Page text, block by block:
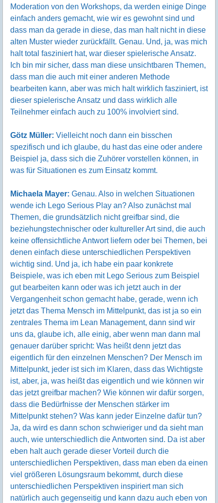
Moderation von den Workshops, da werden einige Dinge
einfach anders gemacht, wie wir es gewohnt sind und
dass man da gerade in diese, das man halt nicht in diese
alten Muster wieder zurückfällt. Genau. Und, ja, was mich
halt total fasziniert hat, war dieser spielerische Ansatz.
Ich bin mir sicher, dass man diese unsichtbaren Themen,
dass man die auch mit einer anderen Methode
bearbeiten kann, aber was mich halt wirklich fasziniert, ist
dieser spielerische Ansatz und dass wirklich alle
Teilnehmer einfach auch zu 100% involviert sind.
Götz Müller: Vielleicht noch dann ein bisschen
spezifisch und ich glaube, du hast das eine oder andere
Beispiel ja, dass sich die Zuhörer vorstellen können, in
was für Situationen es zum Einsatz kommt.
Michaela Mayer: Genau. Also in welchen Situationen
wende ich Lego Serious Play an? Also zunächst mal
Themen, die grundsätzlich nicht greifbar sind, die
beziehungstechnischer oder kultureller Art sind, die auch
keine offensichtliche Antwort liefern oder bei Themen, bei
denen einfach diese unterschiedlichen Perspektiven
wichtig sind. Und ja, ich habe ein paar konkrete
Beispiele, was ich eben mit Lego Serious zum Beispiel
gut bearbeiten kann oder was ich jetzt auch in der
Vergangenheit schon gemacht habe, gerade, wenn ich
jetzt das Thema Mensch im Mittelpunkt, das ist ja so ein
zentrales Thema im Lean Management, dann sind wir
uns da, glaube ich, alle einig, aber wenn man dann mal
genauer darüber spricht: Was heißt denn jetzt das
eigentlich für den einzelnen Menschen? Der Mensch im
Mittelpunkt, jeder ist sich im Klaren, dass das Wichtigste
ist, aber, ja, was heißt das eigentlich und wie können wir
das jetzt greifbar machen? Wie können wir dafür sorgen,
dass die Bedürfnisse der Menschen stärker im
Mittelpunkt stehen? Was kann jeder Einzelne dafür tun?
Ja, da wird es dann schon schwieriger und da sieht man
auch, wie unterschiedlich die Antworten sind. Da ist aber
eben halt auch gerade dieser Vorteil durch die
unterschiedlichen Perspektiven, dass man eben da einen
viel größeren Lösungsraum bekommt, durch diese
unterschiedlichen Perspektiven inspiriert man sich
natürlich auch gegenseitig und kann dazu auch eben von